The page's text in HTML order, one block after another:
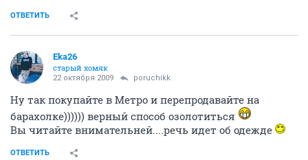
ОТВЕТИТЬ
Eka26
старый хомяк
22 октября 2009 poruchikk
Ну так покупайте в Метро и перепродавайте на
барахолке)))))) верный способ озолотиться
Вы читайте внимательней....речь идет об одежде
ОТВЕТИТЬ